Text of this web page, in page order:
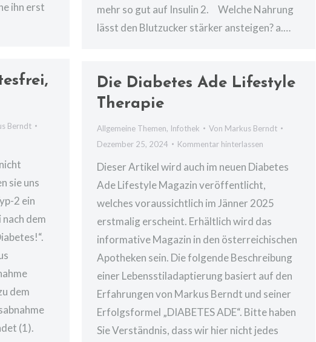
ihn erst
mehr so gut auf Insulin 2. Welche Nahrung
lässt den Blutzucker stärker ansteigen? a.…
Berndt
sie uns
2 ein
dem
dem
(1).
Die Diabetes Ade Lifestyle
Therapie
Allgemeine Themen, Infothek Von Markus Berndt
Dezember 25, 2024
Kommentar hinterlassen
Dieser Artikel wird auch im neuen Diabetes
Ade Lifestyle Magazin veröffentlicht,
welches voraussichtlich im Jänner 2025
erstmalig erscheint. Erhältlich wird das
informative Magazin in den österreichischen
Apotheken sein. Die folgende Beschreibung
einer Lebensstiladaptierung basiert auf den
Erfahrungen von Markus Berndt und seiner
Erfolgsformel „DIABETES ADE“. Bitte haben
Sie Verständnis, dass wir hier nicht jedes